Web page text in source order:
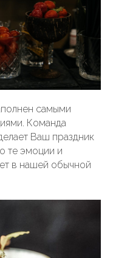
самыми
Команда
Ваш праздник
те эмоции и
в нашей обычной